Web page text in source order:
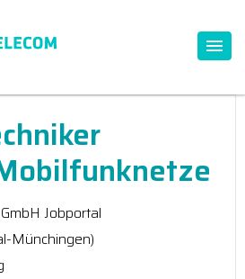
Jobportal
Münchingen)